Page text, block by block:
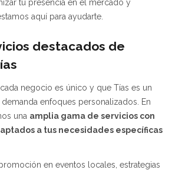
tu presencia en el mercado y
aquí para ayudarte.
destacados de
negocio es único y que Tías es un
enfoques personalizados. En
una amplia gama de servicios con
a tus necesidades específicas
en eventos locales, estrategias